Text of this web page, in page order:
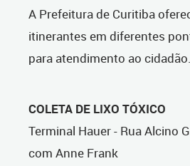
A Prefeitura de Curitiba
itinerantes em diferentes
para atendimento ao
COLETA DE LIXO TÓXICO
Terminal Hauer - Rua Alcino
com Anne Frank